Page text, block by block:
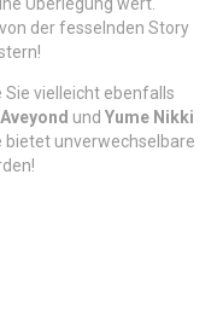
der fesselnden Story
Sie vielleicht ebenfalls
Aveyond und Yume Nikki
bietet unverwechselbare